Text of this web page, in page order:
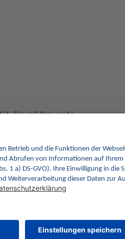
Sie soll Ihre erste
© gematik GmbH 2026